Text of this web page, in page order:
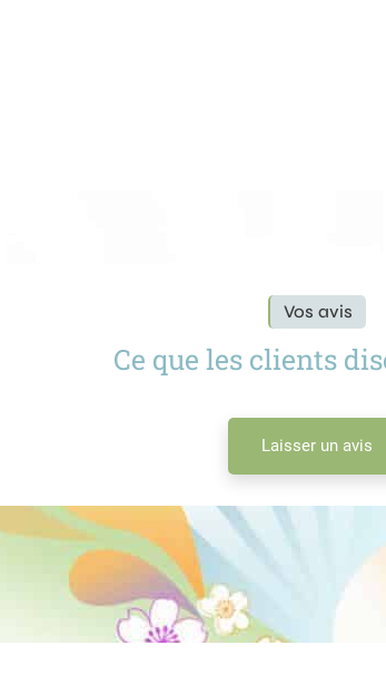
Vos avis
Ce que les clients
Laisser un avis